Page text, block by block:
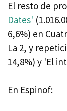
El resto de
Dates'
6,6%) en
La 2, y
14,8%) y 'El
En Espinof: